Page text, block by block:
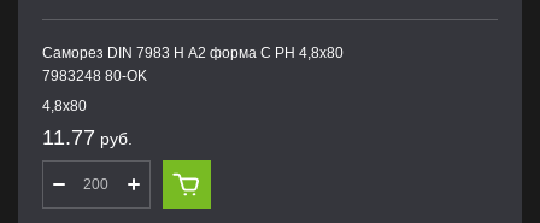
Саморез DIN 7983 H А2 форма С PH 4,8х80
7983248 80-OK
4,8х80
11.77 руб.